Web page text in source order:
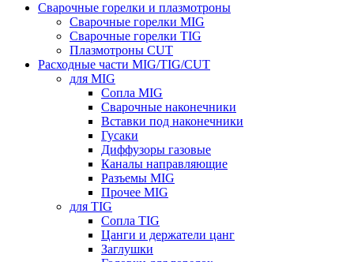
Сварочные горелки и плазмотроны
Сварочные горелки MIG
Сварочные горелки TIG
Плазмотроны CUT
Расходные части MIG/TIG/CUT
для MIG
Сопла MIG
Сварочные наконечники
Вставки под наконечники
Гусаки
Диффузоры газовые
Каналы направляющие
Разъемы MIG
Прочее MIG
для TIG
Сопла TIG
Цанги и держатели цанг
Заглушки